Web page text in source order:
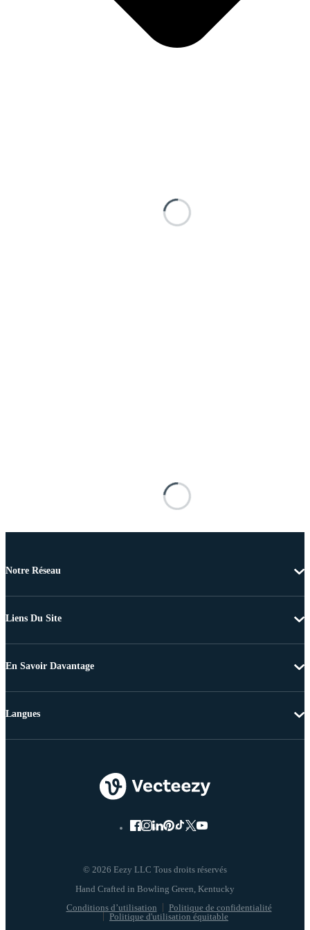
Notre Réseau
Liens Du Site
En Savoir Davantage
© 2026 Eezy LLC Tous droits réservés
Conditions d’utilisation
Politique de confidentialité
Politique d'utilisation équitable
Langues